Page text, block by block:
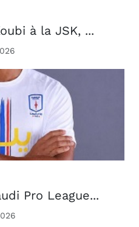
à la JSK, ...
Pro League...